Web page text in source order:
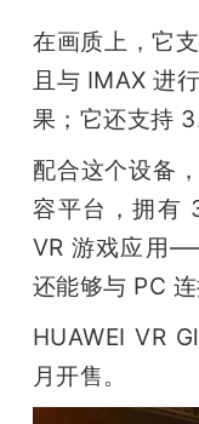
在画质上，它
且与 IMAX 进
果；它还支持
配合这个设备
容平台，拥有
VR 游戏应用
还能够与 PC
HUAWEI VR
月开售。